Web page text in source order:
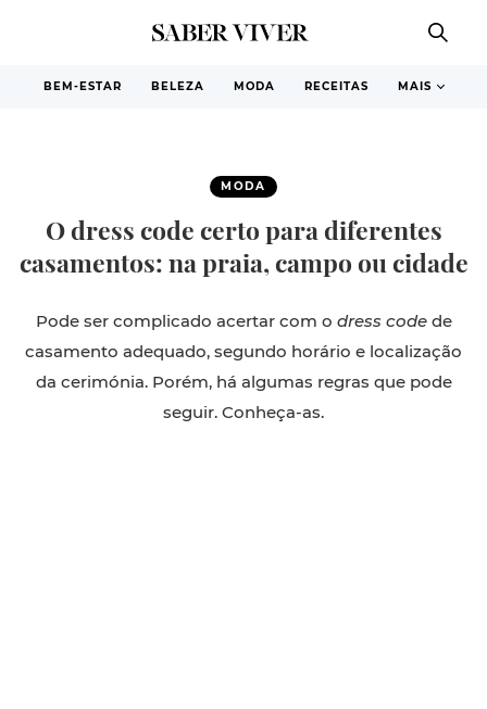
BEM-ESTAR BELEZA MODA RECEITAS MAIS
MODA
O dress code certo para diferentes
casamentos: na praia, campo ou cidade
Pode ser complicado acertar com o dress codede
casamento adequado, segundo horário e localização
da cerimónia. Porém, há algumas regras que pode
seguir. Conheça-as.